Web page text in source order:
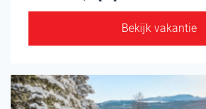
Bekijk vakantie